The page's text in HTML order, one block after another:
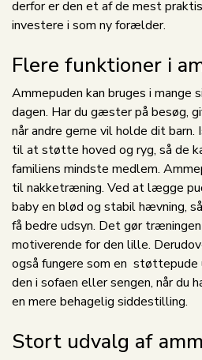
derfor er den et af de mest
investere i som ny forælder.
Flere funktioner i
Ammepuden kan bruges i mange
dagen. Har du gæster på besøg,
når andre gerne vil holde dit
til at støtte hoved og ryg, så de
familiens mindste medlem.
til nakketræning. Ved at lægge
baby en blød og stabil hævning,
få bedre udsyn. Det gør
motiverende for den lille.
også fungere som en støttepude
den i sofaen eller sengen, når du
en mere behagelig siddestilling.
Stort udvalg af